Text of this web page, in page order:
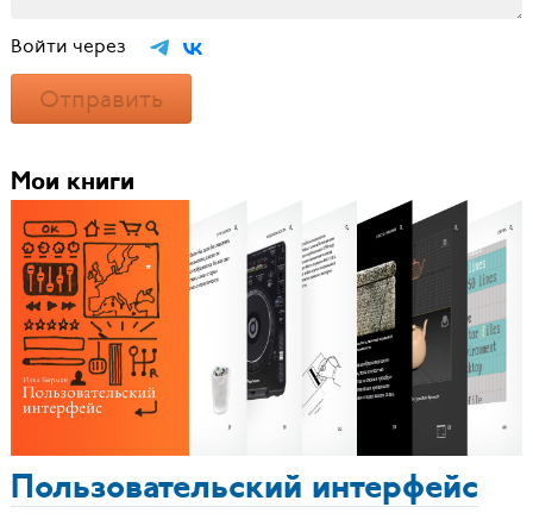
Войти через
Отправить
Мои книги
Пользовательский интерфейс